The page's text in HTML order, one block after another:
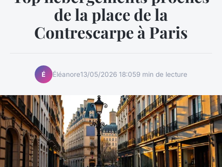
de la place de la
Contrescarpe à Paris
É Éléanore13/05/2026 18:059 min de lecture